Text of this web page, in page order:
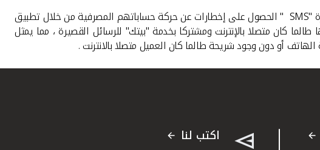
"
SMS " الحصول على إخطارات عن حركة حساباتهم المصرفية من خلال تطبيق
كان متصلا بالإنترنت ومشتركا بخدمة "بيتك" للرسائل القصيرة ، مما يمثل
أو دون وجود شريحة طالما كان العميل متصلا بالانترنت .
اكتب لنا